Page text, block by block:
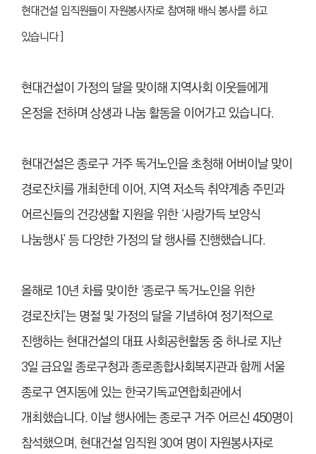
현대건설 임직원들이 자원봉사자로 참여해 배식 봉사를 하고
있습니다 ]
현대건설이 가정의 달을 맞이해 지역사회 이웃들에게
온정을 전하며 상생과 나눔 활동을 이어가고 있습니다.
현대건설은 종로구 거주 독거노인을 초청해 어버이날 맞이
경로잔치를 개최한데 이어, 지역 저소득 취약계층 주민과
어르신들의 건강생활 지원을 위한 ‘사랑가득 보양식
나눔행사’ 등 다양한 가정의 달 행사를 진행했습니다.
올해로 10년 차를 맞이한 ‘종로구 독거노인을 위한
경로잔치’는 명절 및 가정의 달을 기념하여 정기적으로
진행하는 현대건설의 대표 사회공헌활동 중 하나로 지난
3일 금요일 종로구청과 종로종합사회복지관과 함께 서울
종로구 연지동에 있는 한국기독교연합회관에서
개최했습니다. 이날 행사에는 종로구 거주 어르신 450명이
참석했으며, 현대건설 임직원 30여 명이 자원봉사자로